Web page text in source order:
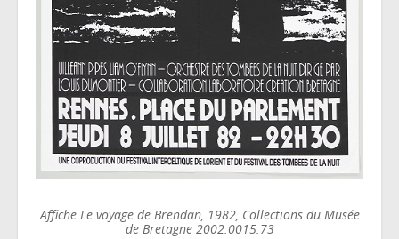
Affiche Le voyage de Brendan, 1982, Collections du Musée
de Bretagne 2002.0015.73